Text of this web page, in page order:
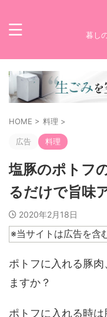
暮し
HOME > 料理 >
広告 料理
塩豚のポトフ
るだけで旨味
2020年2月18日
※当サイトは広告を含
ポトフに入れる豚
ますか？
ポトフに入れる時